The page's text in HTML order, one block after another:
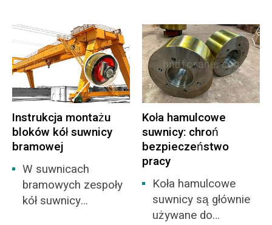
na […]
w transporcie
materiałów.
Dostępny jest w
różnych modelach, z
udźwigiem
pojedynczego koła
od 2,75 tony do 40
ton.
pojedynczym
kołnierzem i koła bez
obręczy.
Instrukcja montażu
bloków kół suwnicy
bramowej
W suwnicach
bramowych zespoły
kół suwnicy
Koła hamulcowe
suwnicy: chroń
bezpieczeństwo
pracy
Koła hamulcowe
suwnicy są głównie
używane do